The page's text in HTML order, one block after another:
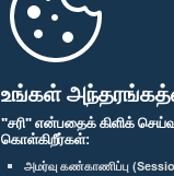
உங்கள்
"சரி" என்பதைக் கிளிக்
கொள்கிறீர்கள்:
அமர்வு கண்காணிப்பு